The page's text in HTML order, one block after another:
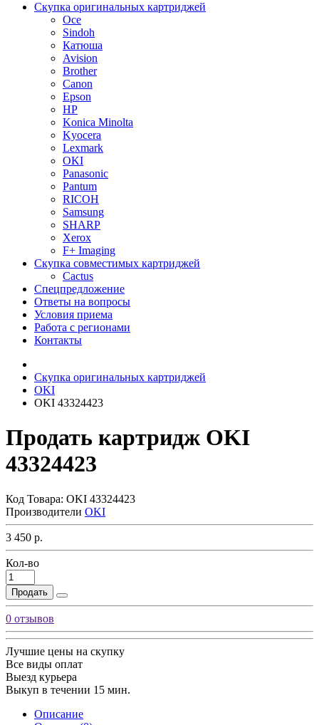
Скупка оригинальных картриджей
Oce
Sindoh
Катюша
Avision
Brother
Canon
Epson
HP
Konica Minolta
Kyocera
Lexmark
OKI
Panasonic
Pantum
RICOH
Samsung
SHARP
Xerox
F+ Imaging
Скупка совместимых картриджей
Cactus
Спецпредложение
Ответы на вопросы
Условия приема
Работа с регионами
Контакты
Скупка оригинальных картриджей
OKI
OKI 43324423
Продать картридж OKI
43324423
Код Товара: OKI 43324423
Производители OKI
3 450 р.
Кол-во
Продать
0 отзывов
Лучшие цены на скупку
Все виды оплат
Выезд курьера
Выкуп в течении 15 мин.
Описание